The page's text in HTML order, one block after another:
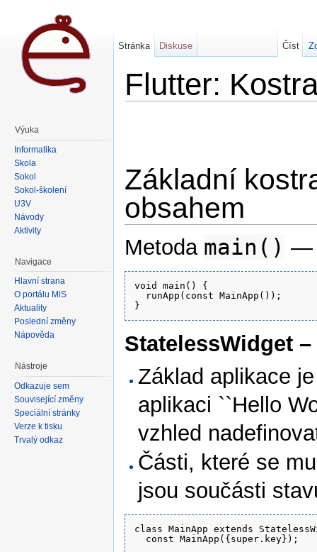
Flutter:
Základní
obsahem
Metoda main() —
void main() {
  runApp(const MainApp());
StatelessWidget
Základ aplikace
aplikaci ``Hello
vzhled
Části, které se
jsou součásti
class MainApp extends
  const MainApp({super.key});
Stránka Diskuse Číst
Výuka
Informatika
Škola
Sokol
Sokol-školení
U3V
Návody
Aktivity
Navigace
Hlavní strana
O portálu MiŠ
Aktuality
Poslední změny
Nápověda
Nástroje
Odkazuje sem
Související změny
Speciální stránky
Verze k tisku
Trvalý odkaz